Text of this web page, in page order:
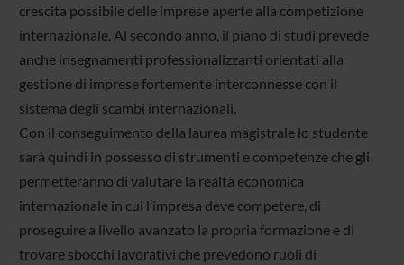
crescita possibile delle imprese aperte alla competizione
internazionale. Al secondo anno, il piano di studi prevede
anche insegnamenti professionalizzanti orientati alla
gestione di imprese fortemente interconnesse con il
sistema degli scambi internazionali.
Con il conseguimento della laurea magistrale lo studente
sarà quindi in possesso di strumenti e competenze che gli
permetteranno di valutare la realtà economica
internazionale in cui l’impresa deve competere, di
proseguire a livello avanzato la propria formazione e di
trovare sbocchi lavorativi che prevedono ruoli di